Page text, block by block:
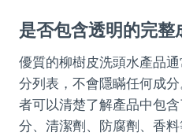
是否包含透明的完整
優質的柳樹皮洗頭水產品
分列表，不會隱瞞任何成
者可以清楚了解產品中包
分、清潔劑、防腐劑、香